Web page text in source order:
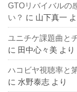
GTOリバイバルの
い？ に 山下真一
ユニチケ課題曲と
に 田中心々美 より
ハコビヤ視聴率と
に 水野泰志 より